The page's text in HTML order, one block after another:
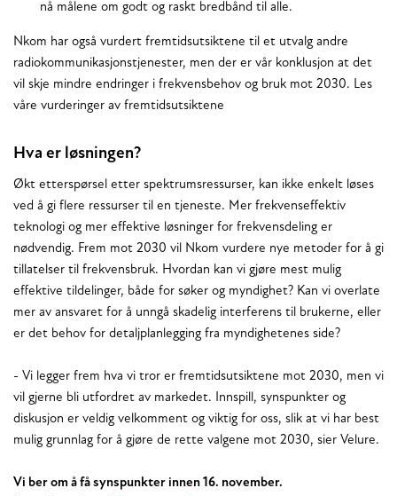
nå målene om godt og raskt bredbånd til alle.
Nkom har også vurdert fremtidsutsiktene til et utvalg andre
radiokommunikasjonstjenester, men der er vår konklusjon at det
vil skje mindre endringer i frekvensbehov og bruk mot 2030. Les
våre vurderinger av fremtidsutsiktene
Hva er løsningen?
Økt etterspørsel etter spektrumsressurser, kan ikke enkelt løses
ved å gi flere ressurser til en tjeneste. Mer frekvenseffektiv
teknologi og mer effektive løsninger for frekvensdeling er
nødvendig. Frem mot 2030 vil Nkom vurdere nye metoder for å gi
tillatelser til frekvensbruk. Hvordan kan vi gjøre mest mulig
effektive tildelinger, både for søker og myndighet? Kan vi overlate
mer av ansvaret for å unngå skadelig interferens til brukerne, eller
er det behov for detaljplanlegging fra myndighetenes side?
- Vi legger frem hva vi tror er fremtidsutsiktene mot 2030, men vi
vil gjerne bli utfordret av markedet. Innspill, synspunkter og
diskusjon er veldig velkomment og viktig for oss, slik at vi har best
mulig grunnlag for å gjøre de rette valgene mot 2030, sier Velure.
Vi ber om å få synspunkter innen 16. november.